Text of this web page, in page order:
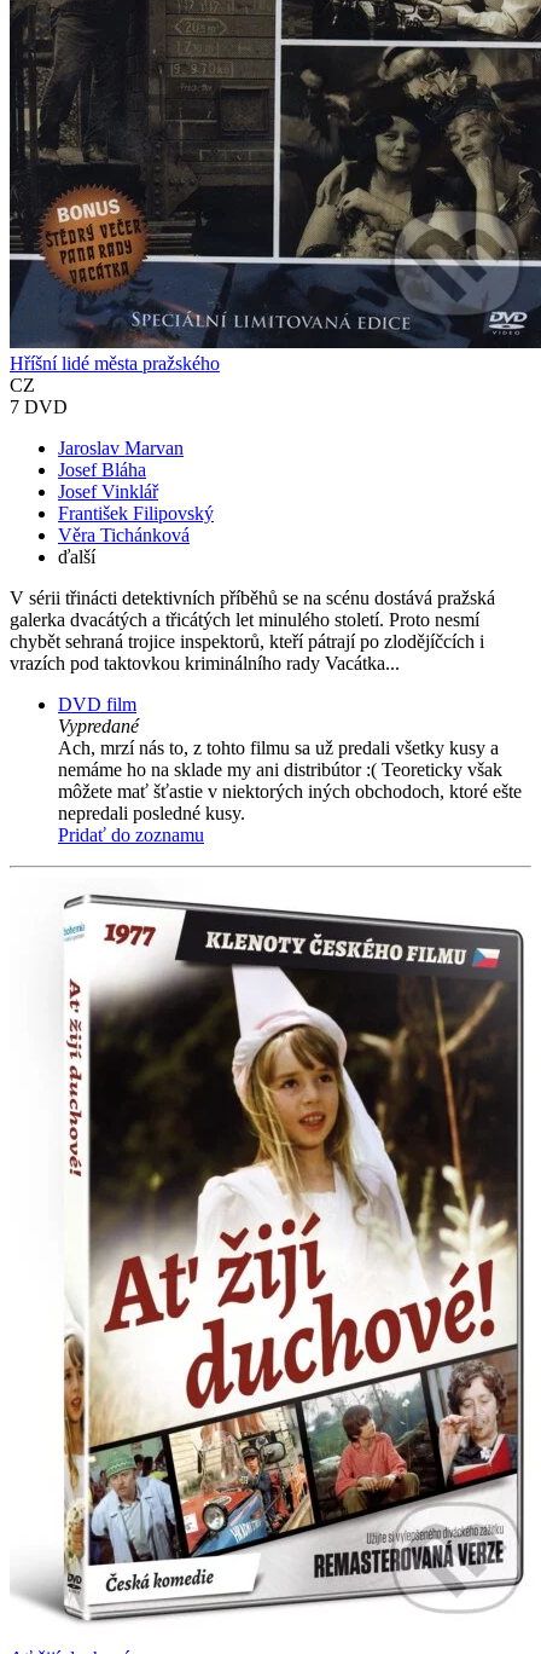
Hříšní lidé města pražského
CZ
7 DVD
Jaroslav Marvan
Josef Bláha
Josef Vinklář
František Filipovský
Věra Tichánková
ďalší
V sérii třinácti detektivních příběhů se na scénu dostává pražská
galerka dvacátých a třicátých let minulého století. Proto nesmí
chybět sehraná trojice inspektorů, kteří pátrají po zlodějíčcích i
vrazích pod taktovkou kriminálního rady Vacátka...
DVD film
Vypredané
Ach, mrzí nás to, z tohto filmu sa už predali všetky kusy a
nemáme ho na sklade my ani distribútor :( Teoreticky však
môžete mať šťastie v niektorých iných obchodoch, ktoré ešte
nepredali posledné kusy.
Pridať do zoznamu